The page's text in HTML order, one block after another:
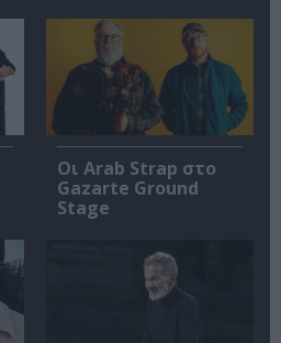
Οι Arab Strap στο
Gazarte Ground
Stage